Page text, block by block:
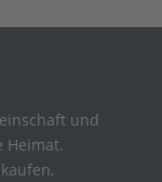
und
Heimat.